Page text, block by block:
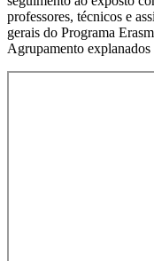
professores, técnicos e
gerais do Programa
Agrupamento